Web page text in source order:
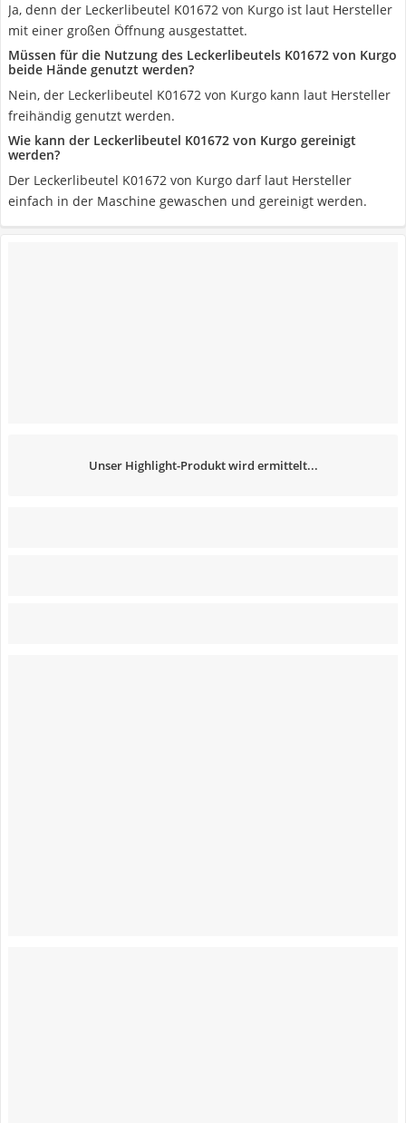
Ja, denn der Leckerlibeutel K01672 von Kurgo ist laut Hersteller
mit einer großen Öffnung ausgestattet.
Müssen für die Nutzung des Leckerlibeutels K01672 von Kurgo
beide Hände genutzt werden?
Nein, der Leckerlibeutel K01672 von Kurgo kann laut Hersteller
freihändig genutzt werden.
Wie kann der Leckerlibeutel K01672 von Kurgo gereinigt
werden?
Der Leckerlibeutel K01672 von Kurgo darf laut Hersteller
einfach in der Maschine gewaschen und gereinigt werden.
Unser Highlight-Produkt wird ermittelt...